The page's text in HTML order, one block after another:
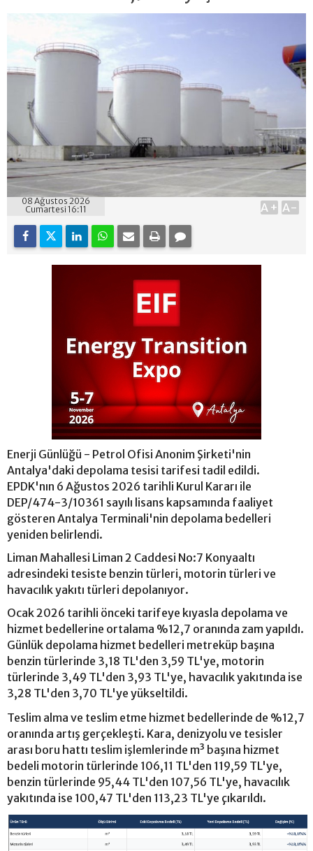
08 Ağustos 2026
Cumartesi 16:11
A+ A-
Enerji Günlüğü - Petrol Ofisi Anonim Şirketi'nin
Antalya'daki depolama tesisi tarifesi tadil edildi.
EPDK'nın 6 Ağustos 2026 tarihli Kurul Kararı ile
DEP/474-3/10361 sayılı lisans kapsamında faaliyet
gösteren Antalya Terminali'nin depolama bedelleri
yeniden belirlendi.
Liman Mahallesi Liman 2 Caddesi No:7 Konyaaltı
adresindeki tesiste benzin türleri, motorin türleri ve
havacılık yakıtı türleri depolanıyor.
Ocak 2026 tarihli önceki tarifeye kıyasla depolama ve
hizmet bedellerine ortalama %12,7 oranında zam yapıldı.
Günlük depolama hizmet bedelleri metreküp başına
benzin türlerinde 3,18 TL'den 3,59 TL'ye, motorin
türlerinde 3,49 TL'den 3,93 TL'ye, havacılık yakıtında ise
3,28 TL'den 3,70 TL'ye yükseltildi.
Teslim alma ve teslim etme hizmet bedellerinde de %12,7
oranında artış gerçekleşti. Kara, denizyolu ve tesisler
arası boru hattı teslim işlemlerinde m³ başına hizmet
bedeli motorin türlerinde 106,11 TL'den 119,59 TL'ye,
benzin türlerinde 95,44 TL'den 107,56 TL'ye, havacılık
yakıtında ise 100,47 TL'den 113,23 TL'ye çıkarıldı.